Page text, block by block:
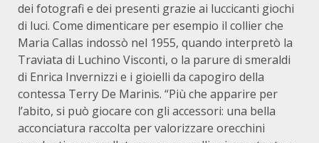
dei fotografi e dei presenti grazie ai luccicanti giochi
di luci. Come dimenticare per esempio il collier che
Maria Callas indossò nel 1955, quando interpretò la
Traviata di Luchino Visconti, o la parure di smeraldi
di Enrica Invernizzi e i gioielli da capogiro della
contessa Terry De Marinis. “Più che apparire per
l’abito, si può giocare con gli accessori: una bella
acconciatura raccolta per valorizzare orecchini